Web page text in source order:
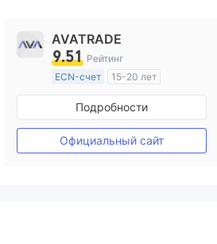
AVATRADE
9.51 Рейтинг
ECN-счет
15-20 лет
Регулирование в Австралия
Маркет-Мейкинг (MM)
Основной стандарт MT4
Подробности
Официальный сайт